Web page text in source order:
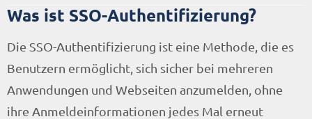
Was ist SSO-Authentifizierung?
Die SSO-Authentifizierung ist eine Methode, die es
Benutzern ermöglicht, sich sicher bei mehreren
Anwendungen und Webseiten anzumelden, ohne
ihre Anmeldeinformationen jedes Mal erneut